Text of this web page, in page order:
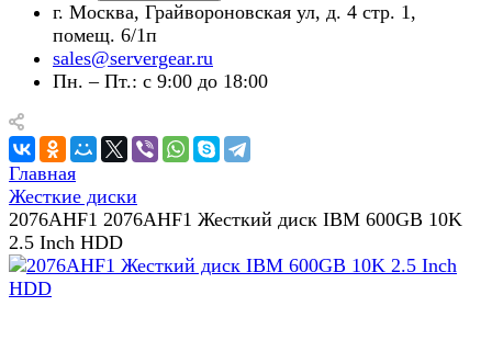
г. Москва, Грайвороновская ул, д. 4 стр. 1,
помещ. 6/1п
sales@servergear.ru
Пн. – Пт.: с 9:00 до 18:00
Главная
Жесткие диски
2076AHF1 2076AHF1 Жесткий диск IBM 600GB 10K
2.5 Inch HDD